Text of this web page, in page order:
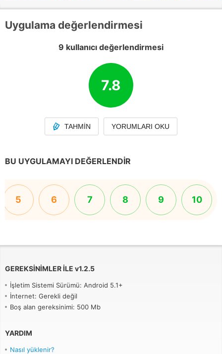
Uygulama değerlendirmesi
9 kullanıcı değerlendirmesi
7.8
TAHMIN YORUMLARI OKU
BU UYGULAMAYI DEĞERLENDIR
5 6 7 8 9 10
GEREKSINIMLER ILE v1.2.5
İşletim Sistemi Sürümü: Android 5.1+
İnternet: Gerekli değil
Boş alan gereksinimi: 500 Mb
YARDIM
Nasıl yüklenir?